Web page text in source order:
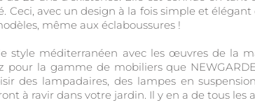
Ceci, avec un design à la fois simple et
même aux éclaboussures !
style méditerranéen avec les œuvres de la
pour la gamme de mobiliers que
des lampadaires, des lampes en
à ravir dans votre jardin. Il y en a de tous les